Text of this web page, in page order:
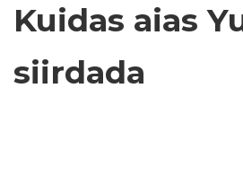
Kuidas aias
siirdada